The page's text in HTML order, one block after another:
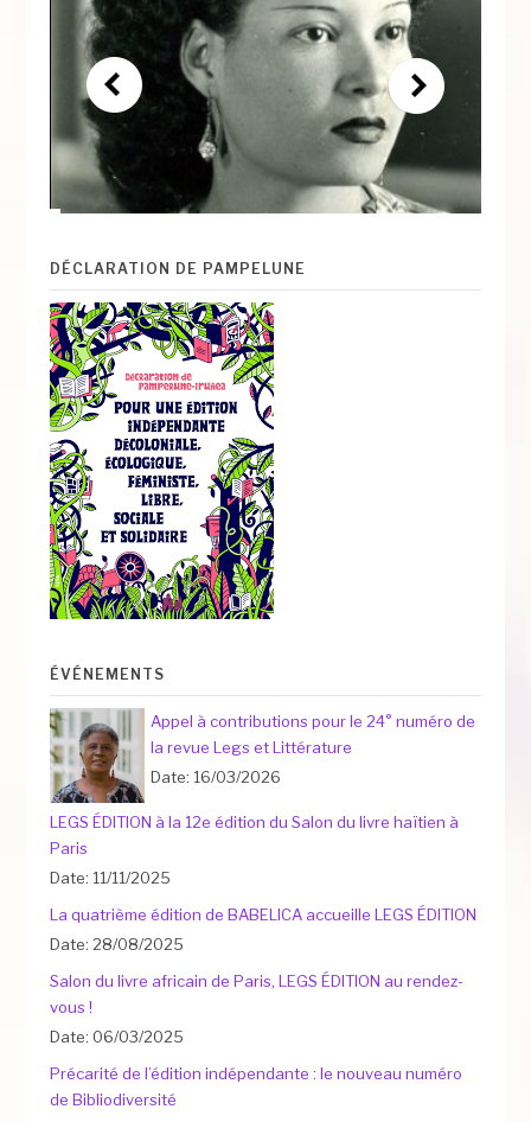
DÉCLARATION DE PAMPELUNE
ÉVÉNEMENTS
Appel à contributions pour le 24° numéro de
la revue Legs et Littérature
Date: 16/03/2026
LEGS ÉDITION à la 12e édition du Salon du livre haïtien à
Paris
Date: 11/11/2025
La quatrième édition de BABELICA accueille LEGS ÉDITION
Date: 28/08/2025
Salon du livre africain de Paris, LEGS ÉDITION au rendez-
vous !
Date: 06/03/2025
Précarité de l’édition indépendante : le nouveau numéro
de Bibliodiversité